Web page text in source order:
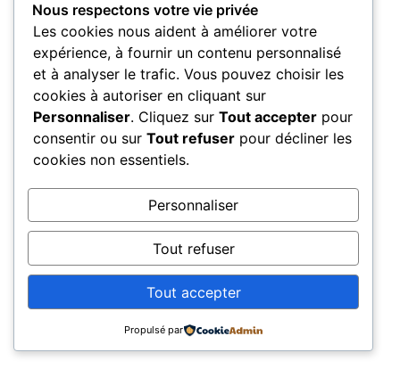
Nous respectons votre vie privée
Les cookies nous aident à améliorer votre
expérience, à fournir un contenu personnalisé
et à analyser le trafic. Vous pouvez choisir les
cookies à autoriser en cliquant sur
Personnaliser. Cliquez sur Tout accepter pour
consentir ou sur Tout refuser pour décliner les
cookies non essentiels.
Personnaliser
Tout refuser
Tout accepter
Propulsé par